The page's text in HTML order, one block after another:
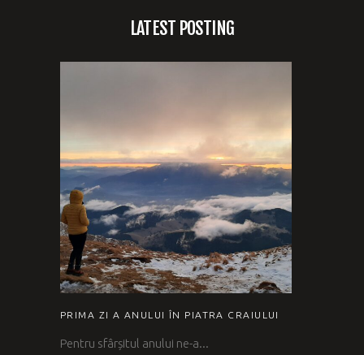
LATEST POSTING
PRIMA ZI A ANULUI ÎN PIATRA CRAIULUI
Pentru sfârșitul anului ne-a...